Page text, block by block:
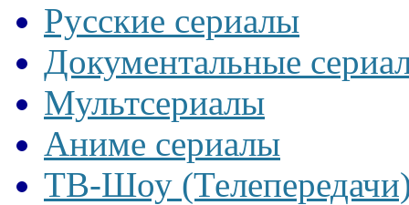
Русские сериалы
Документальные
Мультсериалы
Аниме сериалы
ТВ-Шоу